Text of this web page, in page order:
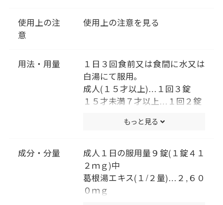
使用上の注
意
使用上の注意を見る
用法・用量
１日３回食前又は食間に水又は
白湯にて服用｡
成人(１５才以上)…１回３錠
１５才未満７才以上…１回２錠
（用法・用量に関連する注意）
護者の指導監督のもとに服用さ
せてください。
もっと見る
成分・分量
成人１日の服用量９錠(１錠４１
２ｍｇ)中
葛根湯エキス(１/２量)…２,６０
０ｍｇ